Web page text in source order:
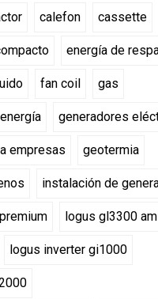
calefon cassette
energía de
fan coil gas
generadores
empresas geotermia
instalación de
logus gl3300 am
logus inverter gi1000